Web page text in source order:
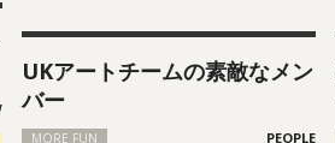
UKアートチームの素敵なメン
バー
MORE FUN